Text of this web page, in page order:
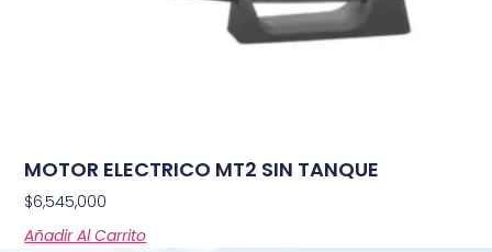
MOTOR ELECTRICO MT2 SIN TANQUE
$6,545,000
Añadir Al Carrito